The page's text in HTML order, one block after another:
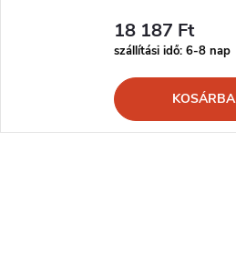
18 187 Ft
szállítási idő: 6-8 nap
KOSÁRBA